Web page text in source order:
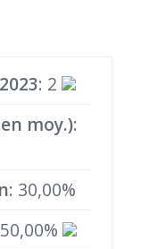
: 2
moy.):
: 30,00%